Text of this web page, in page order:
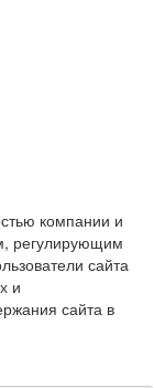
компании и
регулирующим
сайта
и
сайта в